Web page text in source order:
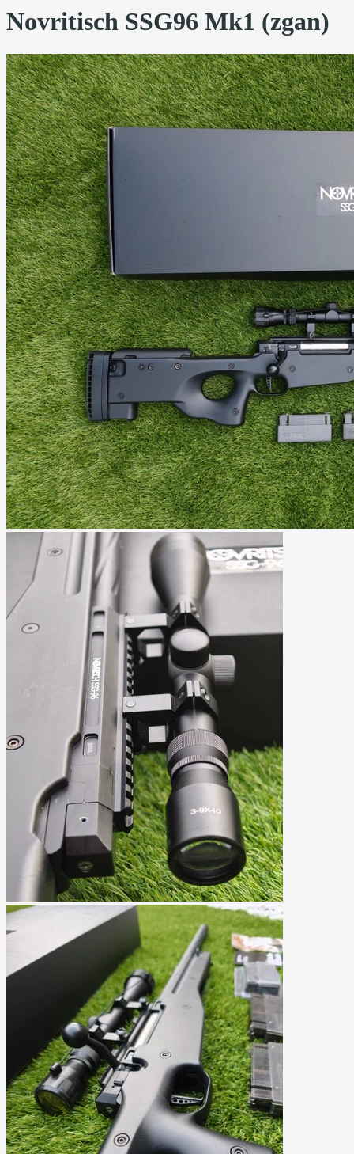
Novritisch SSG96 Mk1 (zgan)